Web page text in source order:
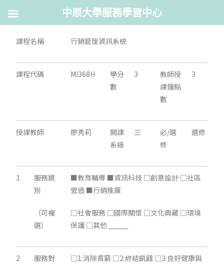
課程名稱 行銷管理資訊系統
課程代碼 MI368H
學分
數
3
教師授
課鐘點
數
3
授課教師 廖秀莉
開課
系級
三
必/選
修
選修
1
服務類
別
（可複
選）
■教育輔導 ■資訊科技 □創意設計 □社區
營造 ■行銷推廣
□社會服務 □國際關懷 □文化典藏 □環境
保護 □其他 _____
2
服務對
□1:消除貧窮 □2:終結飢餓 □3:良好健康與
中原大學服務學習中心